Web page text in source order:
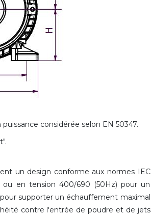
considérée selon EN 50347.
un design conforme aux normes IEC
ou en tension 400/690 (50Hz) pour un
pour supporter un échauffement maximal
contre l'entrée de poudre et de jets